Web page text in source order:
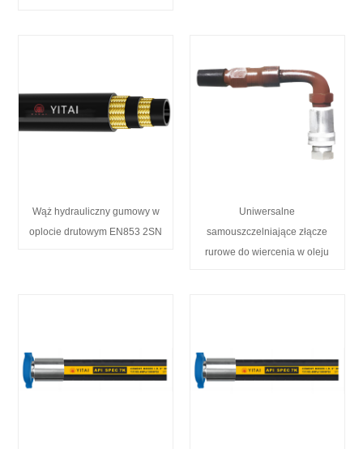
Wąż hydrauliczny gumowy w
oplocie drutowym EN853 2SN
Uniwersalne
samouszczelniające złącze
rurowe do wiercenia w oleju